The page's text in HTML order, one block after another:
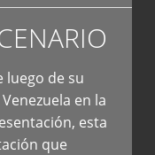
luego de su
en la
esta
que